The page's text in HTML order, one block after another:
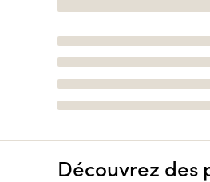
Découvrez des